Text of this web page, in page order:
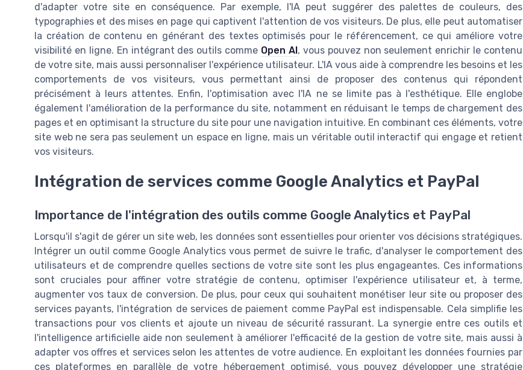
d'adapter votre site en conséquence. Par exemple, l'IA peut suggérer des palettes de couleurs, des
typographies et des mises en page qui captivent l'attention de vos visiteurs. De plus, elle peut automatiser
la création de contenu en générant des textes optimisés pour le référencement, ce qui améliore votre
visibilité en ligne. En intégrant des outils comme Open AI, vous pouvez non seulement enrichir le contenu
de votre site, mais aussi personnaliser l'expérience utilisateur. L'IA vous aide à comprendre les besoins et les
comportements de vos visiteurs, vous permettant ainsi de proposer des contenus qui répondent
précisément à leurs attentes. Enfin, l'optimisation avec l'IA ne se limite pas à l'esthétique. Elle englobe
également l'amélioration de la performance du site, notamment en réduisant le temps de chargement des
pages et en optimisant la structure du site pour une navigation intuitive. En combinant ces éléments, votre
site web ne sera pas seulement un espace en ligne, mais un véritable outil interactif qui engage et retient
vos visiteurs.
Intégration de services comme Google Analytics et PayPal
Importance de l'intégration des outils comme Google Analytics et PayPal
Lorsqu'il s'agit de gérer un site web, les données sont essentielles pour orienter vos décisions stratégiques.
Intégrer un outil comme Google Analytics vous permet de suivre le trafic, d'analyser le comportement des
utilisateurs et de comprendre quelles sections de votre site sont les plus engageantes. Ces informations
sont cruciales pour affiner votre stratégie de contenu, optimiser l'expérience utilisateur et, à terme,
augmenter vos taux de conversion. De plus, pour ceux qui souhaitent monétiser leur site ou proposer des
services payants, l'intégration de services de paiement comme PayPal est indispensable. Cela simplifie les
transactions pour vos clients et ajoute un niveau de sécurité rassurant. La synergie entre ces outils et
l'intelligence artificielle aide non seulement à améliorer l'efficacité de la gestion de votre site, mais aussi à
adapter vos offres et services selon les attentes de votre audience. En exploitant les données fournies par
ces plateformes en parallèle de votre hébergement optimisé, vous pouvez développer une stratégie